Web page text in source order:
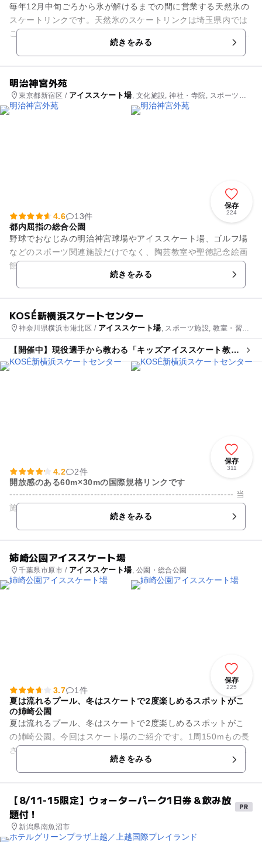
毎年12月中旬ごろから氷が解けるまでの間に営業する天然氷の
スケートリンクです。天然氷のスケートリンクは埼玉県内では
ここだけ！ 町の人たちが手作りをしているこのリンクは周りの
続きをみる
明治神宮外苑
東京都新宿区 / アイススケート場, 文化施設, 神社・寺院, スポーツ施
設, 教室・習い事, 観光
保存
224
4.6
13件
都内屈指の総合公園
野球でおなじみの明治神宮球場やアイススケート場、ゴルフ場
などのスポーツ関連施設だけでなく、陶芸教室や聖徳記念絵画
館など芸術に触れることができる施設もあります。いちょう並
木やシロマツなどの自然にも...続きをみる
KOSÉ新横浜スケートセンター
神奈川県横浜市港北区 / アイススケート場, スポーツ施設, 教室・習い
【開催中】現役選手から教わる「キッズアイススケート教
室」
保存
311
4.2
2件
開放感のある60m×30mの国際規格リンクです
--------------------------------------------------------------------- 当
施設では一般滑走営業をしております。 営業日につ...
続きをみる
姉崎公園アイススケート場
千葉県市原市 / アイススケート場, 公園・総合公園
保存
225
3.7
1件
夏は流れるプール、冬はスケートで2度楽しめるスポットがこ
の姉崎公園
夏は流れるプール、冬はスケートで2度楽しめるスポットがこ
の姉崎公園。今回はスケート場のご紹介です。1周150mもの長
さをもつコースはのんびりひろびろ。親子で手をつないで気持
ちよく滑走することがで...続きをみる
【8/11-15限定】ウォーターパーク1日券＆飲み放
題付！
新潟県南魚沼市